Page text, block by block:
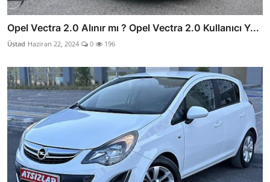
Opel Vectra 2.0 Alınır mı ? Opel Vectra 2.0 Kullanıcı Y...
Üstad Haziran 22, 2024 0 196